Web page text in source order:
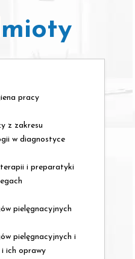
pracy
z zakresu
w diagnostyce
i preparatyki
pielęgnacyjnych
pielęgnacyjnych i
ich oprawy